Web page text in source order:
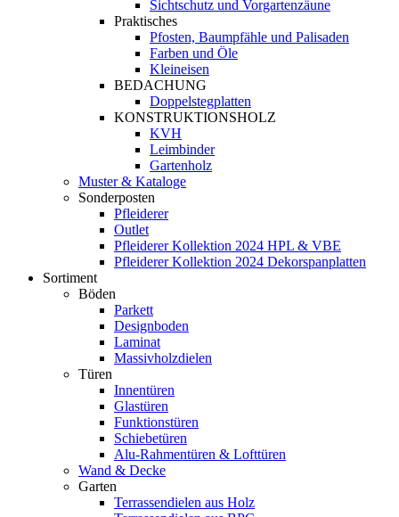
Sichtschutz und Vorgartenzäune
Praktisches
Pfosten, Baumpfähle und Palisaden
Farben und Öle
Kleineisen
BEDACHUNG
Doppelstegplatten
KONSTRUKTIONSHOLZ
KVH
Leimbinder
Gartenholz
Muster & Kataloge
Sonderposten
Pfleiderer
Outlet
Pfleiderer Kollektion 2024 HPL & VBE
Pfleiderer Kollektion 2024 Dekorspanplatten
Sortiment
Böden
Parkett
Designboden
Laminat
Massivholzdielen
Türen
Innentüren
Glastüren
Funktionstüren
Schiebetüren
Alu-Rahmentüren & Lofttüren
Wand & Decke
Garten
Terrassendielen aus Holz